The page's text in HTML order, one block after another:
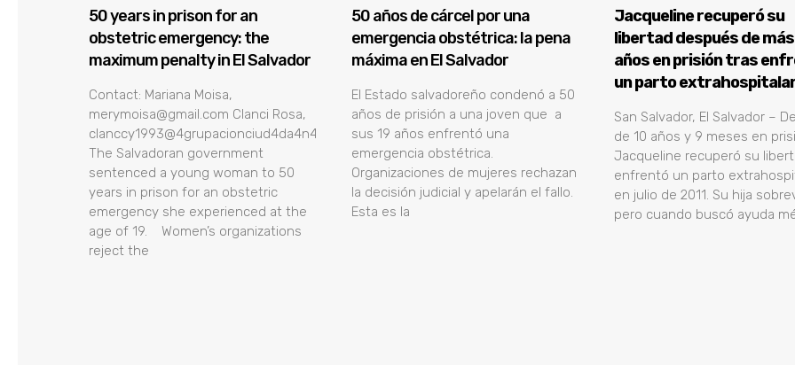
50 years in prison for an
obstetric emergency: the
maximum penalty in El Salvador
Contact: Mariana Moisa,
merymoisa@gmail.com Clanci Rosa,
clanccy1993@4grupacionciud4da4n4
The Salvadoran government
sentenced a young woman to 50
years in prison for an obstetric
emergency she experienced at the
age of 19. Women’s organizations
reject the
50 años de cárcel por una
emergencia obstétrica: la pena
máxima en El Salvador
El Estado salvadoreño condenó a 50
años de prisión a una joven que a
sus 19 años enfrentó una
emergencia obstétrica.
Organizaciones de mujeres rechazan
la decisión judicial y apelarán el fallo.
Esta es la
Jacqueline recuperó su
libertad después de más
años en prisión tras
un parto
San Salvador, El Salvador –
de 10 años y 9 meses en
Jacqueline recuperó su
enfrentó un parto
en julio de 2011. Su hija
pero cuando buscó ayuda